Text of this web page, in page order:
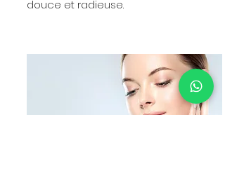
douce et radieuse.